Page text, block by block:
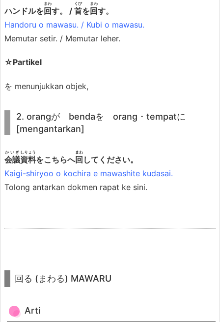
る
(ふ
る)
U
U
1.
A
t
i
4.
o
u
s
ハンドルを回
まわ
す。 / 首
くび
を回
まわ
す。
Handoru o mawasu. / Kubi o mawasu.
Memutar setir. / Memutar leher.
☆Partikel
を menunjukkan objek,
2. orangが bendaを orang・tempatに
[mengantarkan]
会議
かいぎ
資料
しりょう
をこちらへ回
まわ
してください。
Kaigi-shiryoo o kochira e mawashite kudasai.
Tolong antarkan dokmen rapat ke sini.
回る (まわる) MAWARU
Arti